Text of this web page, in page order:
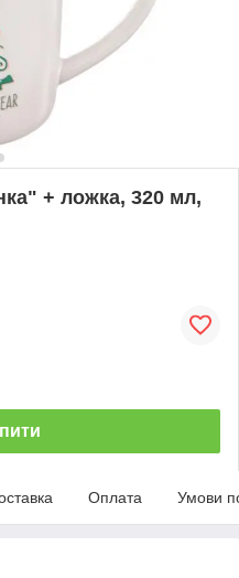
+ ложка, 320 мл,
Оплата Умови